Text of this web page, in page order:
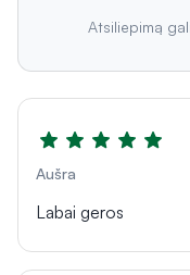
Atsiliepimą
Aušra
Labai geros